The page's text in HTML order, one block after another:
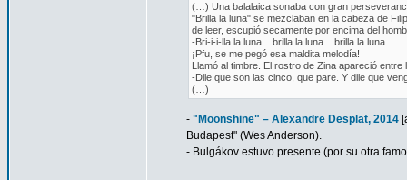
(…) Una balalaica sonaba con gran
"Brilla la luna" se mezclaban en la cabeza de
de leer, escupió secamente por encima del
-Bri-i-i-lla la luna... brilla la luna... brilla la luna...
¡Pfu, se me pegó esa maldita melodía!
Llamó al timbre. El rostro de Zina apareció entre
-Dile que son las cinco, que pare. Y dile que
(…)
- "Moonshine" – Alexandre Desplat, 2014
Budapest" (Wes Anderson).
- Bulgákov estuvo presente (por su otra